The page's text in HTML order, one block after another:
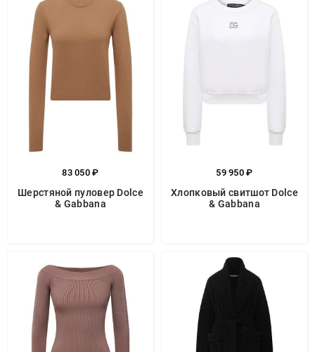
83 050 ₽
Шерстяной пуловер Dolce
& Gabbana
59 950 ₽
Хлопковый свитшот Dolce
& Gabbana